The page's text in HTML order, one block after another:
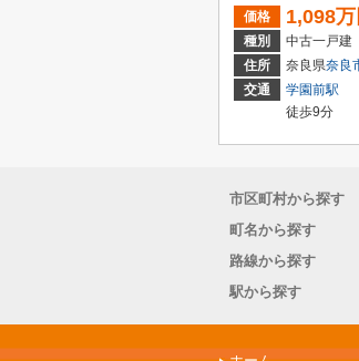
価格 1,098万
種別
中古一戸建
住所
奈良県奈良
交通
学園前駅
徒歩9分
市区町村から探す
町名から探す
路線から探す
駅から探す